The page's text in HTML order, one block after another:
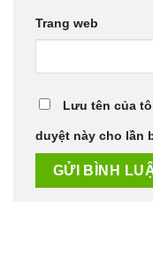
Trang web
Lưu tên của
duyệt này cho lần